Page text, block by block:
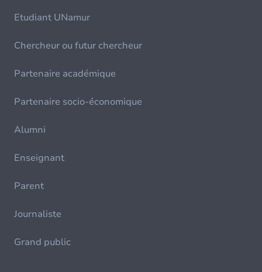
Etudiant UNamur
Chercheur ou futur chercheur
Partenaire académique
Partenaire socio-économique
Alumni
Enseignant
Parent
Journaliste
Grand public